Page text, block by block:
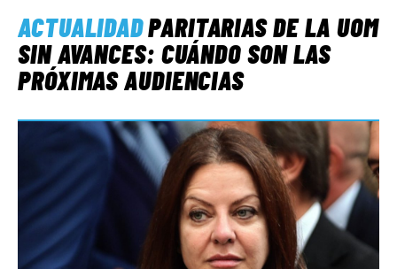
ACTUALIDADPARITARIAS DE LA UOM
SIN AVANCES: CUÁNDO SON LAS
PRÓXIMAS AUDIENCIAS